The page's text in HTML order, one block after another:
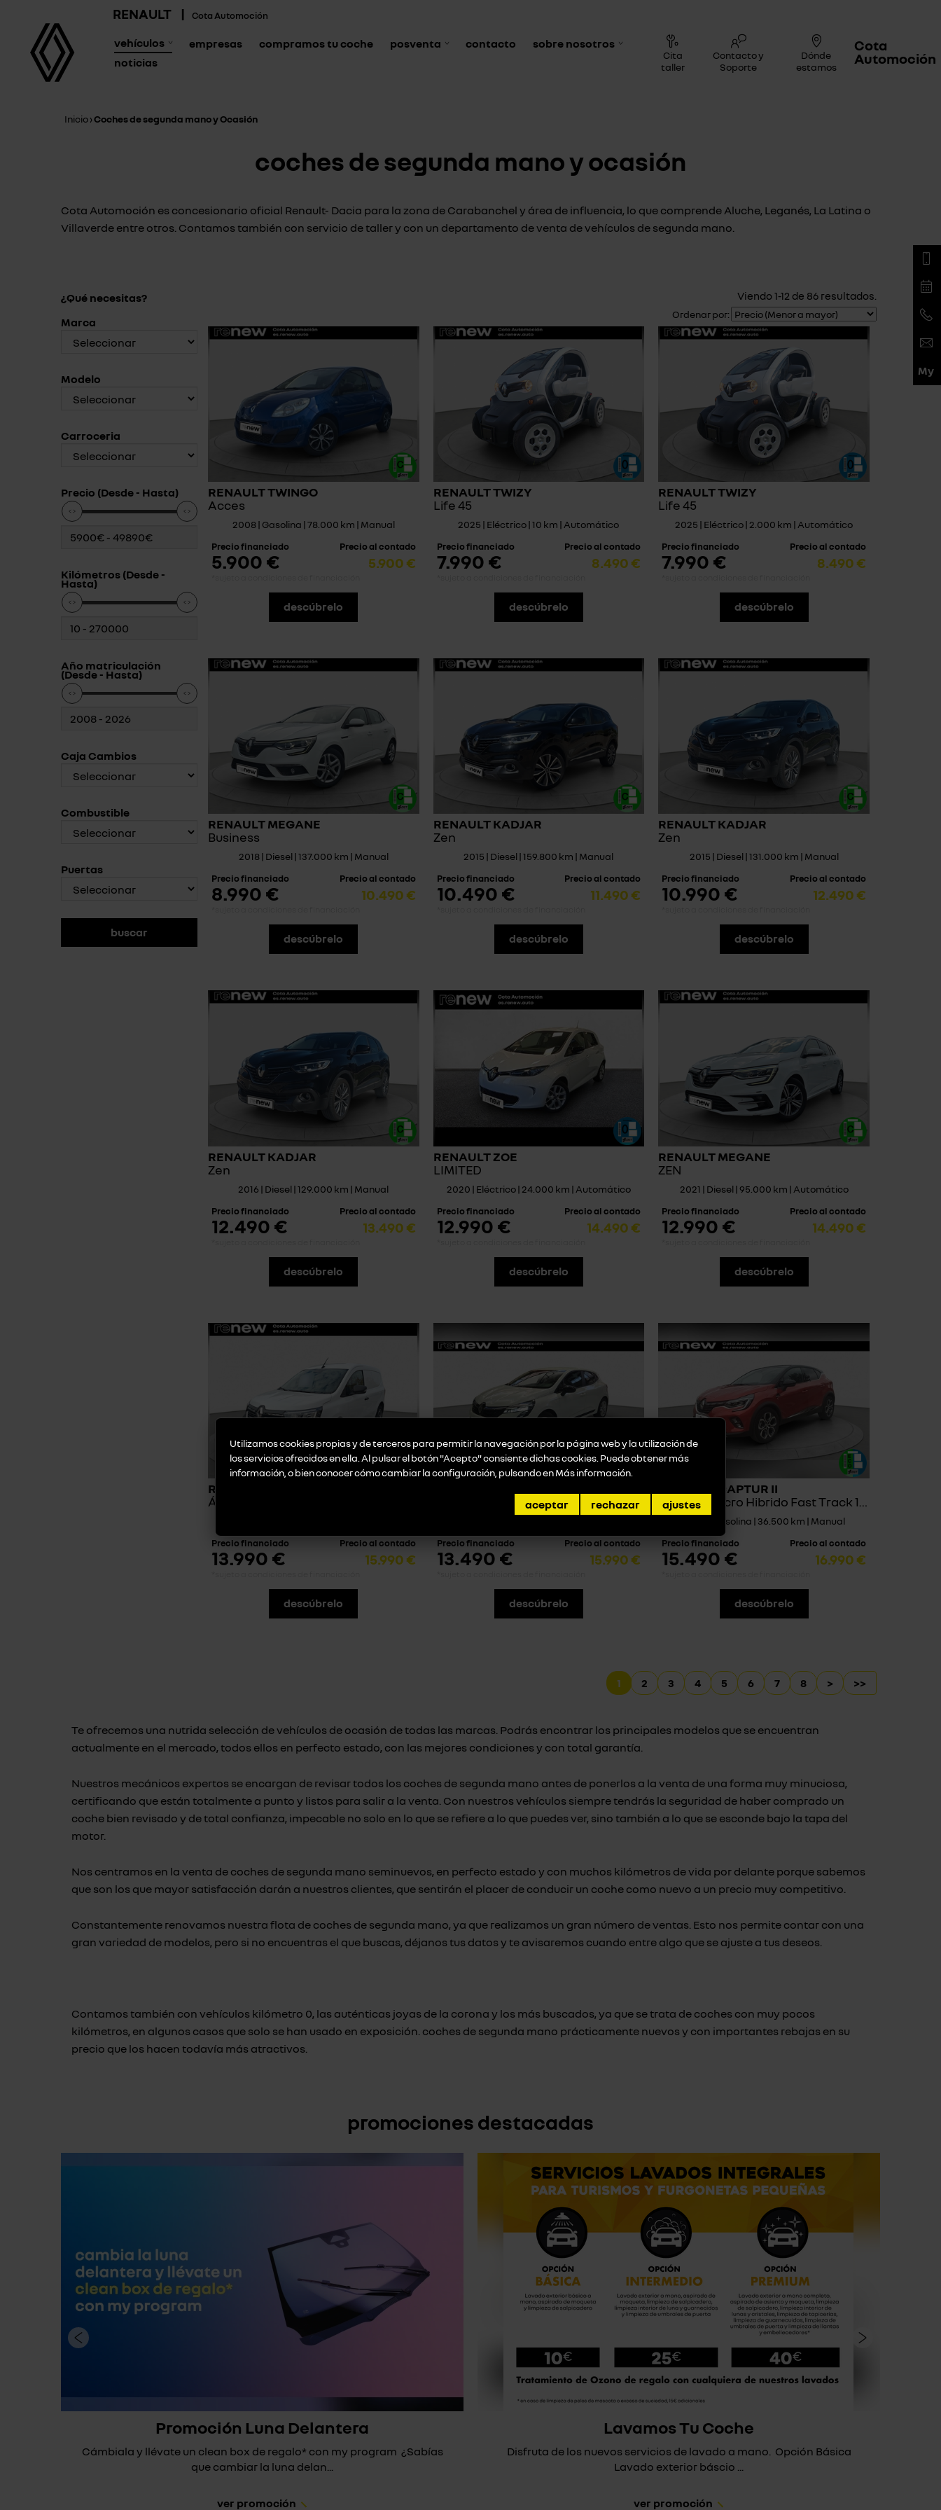
RENAULT | Cota Automoción
vehículos empresas compramos tu coche posventa contacto
sobre nosotros
noticias
Cita
taller
Contacto y
Soporte
Dónde
estamos
Cota
Automoción
Inicio›Coches de segunda mano y Ocasión
coches de segunda mano y ocasión
Cota Automoción es concesionario oficial Renault- Dacia para la zona de Carabanchel y área de influencia, lo que comprende Aluche, Leganés, La Latina o
Villaverde entre otros. Contamos también con servicio de taller y con un departamento de venta de vehículos de segunda mano.
¿Qué necesitas?
Marca
Modelo
Carroceria
Precio (Desde - Hasta)
Kilómetros (Desde -
Hasta)
Año matriculación
(Desde - Hasta)
Caja Cambios
Combustible
Puertas
Viendo 1-12 de 86 resultados.
Ordenar por:
RENAULT TWINGO
Acces
2008 | Gasolina | 78.000 km | Manual
Precio financiado
5.900 €
Precio al contado
5.900 €
descúbrelo
RENAULT TWIZY
Life 45
2025 | Eléctrico | 10 km | Automático
Precio financiado
7.990 €
Precio al contado
8.490 €
descúbrelo
RENAULT TWIZY
Life 45
2025 | Eléctrico | 2.000 km | Automático
Precio financiado
7.990 €
Precio al contado
8.490 €
descúbrelo
RENAULT MEGANE
Business
2018 | Diesel | 137.000 km | Manual
Precio financiado
8.990 €
Precio al contado
10.490 €
descúbrelo
RENAULT KADJAR
Zen
2015 | Diesel | 159.800 km | Manual
Precio financiado
10.490 €
Precio al contado
11.490 €
descúbrelo
RENAULT KADJAR
Zen
2015 | Diesel | 131.000 km | Manual
Precio financiado
10.990 €
Precio al contado
12.490 €
descúbrelo
RENAULT KADJAR
Zen
2016 | Diesel | 129.000 km | Manual
Precio financiado
12.490 €
Precio al contado
13.490 €
descúbrelo
RENAULT ZOE
LIMITED
2020 | Eléctrico | 24.000 km | Automático
Precio financiado
12.990 €
Precio al contado
14.490 €
descúbrelo
RENAULT MEGANE
ZEN
2021 | Diesel | 95.000 km | Automático
Precio financiado
12.990 €
Precio al contado
14.490 €
descúbrelo
RENAULT RAPID / KANGOO
Ábrete Sésamo
Precio financiado
13.990 €
Precio al contado
15.990 €
descúbrelo
Precio financiado
13.490 €
Precio al contado
15.990 €
descúbrelo
RENAULT CAPTUR II
TCe GPF Micro Hibrido Fast Track 103kW
2022 | Gasolina | 36.500 km | Manual
Precio financiado
15.490 €
Precio al contado
16.990 €
descúbrelo
1 2 3 4 5 6 7 8 > >>
Te ofrecemos una nutrida selección de vehículos de ocasión de todas las marcas. Podrás encontrar los principales modelos que se encuentran
actualmente en el mercado, todos ellos en perfecto estado, con las mejores condiciones y con total garantía.
Nuestros mecánicos expertos se encargan de revisar todos los coches de segunda mano antes de ponerlos a la venta de una forma muy minuciosa,
certificando que están totalmente a punto y listos para salir a la venta. Con nuestros vehículos siempre tendrás la seguridad de haber comprado un
coche bien revisado y de total confianza, impecable no solo en lo que se refiere a lo que puedes ver, sino también a lo que se esconde bajo la tapa del
motor.
Nos centramos en la venta de coches de segunda mano seminuevos, en perfecto estado y con muchos kilómetros de vida por delante porque sabemos
que son los que mayor satisfacción darán a nuestros clientes, que sentirán el placer de conducir un coche como nuevo a un precio muy competitivo.
Constantemente renovamos nuestra flota de coches de segunda mano, ya que realizamos un gran número de ventas. Esto nos permite contar con una
gran variedad de modelos, pero si no encuentras el que buscas, déjanos tus datos y te avisaremos cuando entre algo que se ajuste a tus deseos.
Contamos también con vehículos kilómetro 0, las auténticas joyas de la corona y los más buscados, ya que se trata de coches con muy pocos
kilómetros, en algunos casos que solo se han usado en exposición. coches de segunda mano prácticamente nuevos y con importantes rebajas en su
precio que los hacen todavía más atractivos.
promociones destacadas
Promoción Luna Delantera
Cámbiala y llévate un clean box de regalo* con my program ¿Sabías
que cambiar la luna delan...
ver promoción
Lavamos Tu Coche
Disfruta de los nuevos servicios de lavado a mano. Opción Básica
Lavado exterior báscio ...
ver promoción
Utilizamos cookies propias y de terceros para permitir la navegación por la página web y la utilización de
los servicios ofrecidos en ella. Al pulsar el botón "Acepto" consiente dichas cookies. Puede obtener más
información, o bien conocer cómo cambiar la configuración, pulsando enMás información
aceptar rechazar ajustes